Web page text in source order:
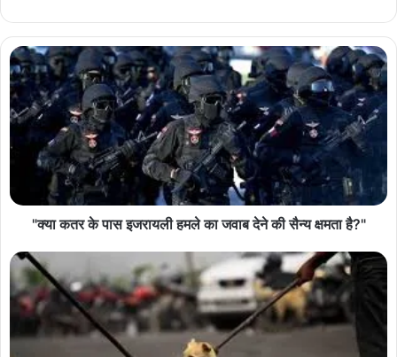
"क्या कतर के पास इजरायली हमले का जवाब देने की सैन्य क्षमता है?"